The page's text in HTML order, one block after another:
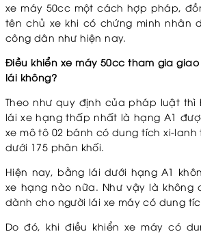
xe máy 50cc một cách hợp pháp,
tên chủ xe khi có chứng minh nhân
công dân như hiện nay.
Điều khiển xe máy 50cc tham gia
lái không?
Theo như quy định của pháp luật thì
lái xe hạng thấp nhất là hạng A1
xe mô tô 02 bánh có dung tích xi-lanh
dưới 175 phân khối.
Hiện nay, bằng lái dưới hạng A1
xe hạng nào nữa. Như vậy là không
dành cho người lái xe máy có dung
Do đó, khi điều khiển xe máy có